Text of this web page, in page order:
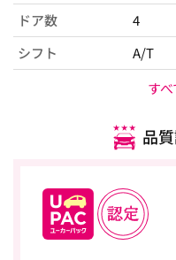
ドア数
4
シフト
A/T
す
品